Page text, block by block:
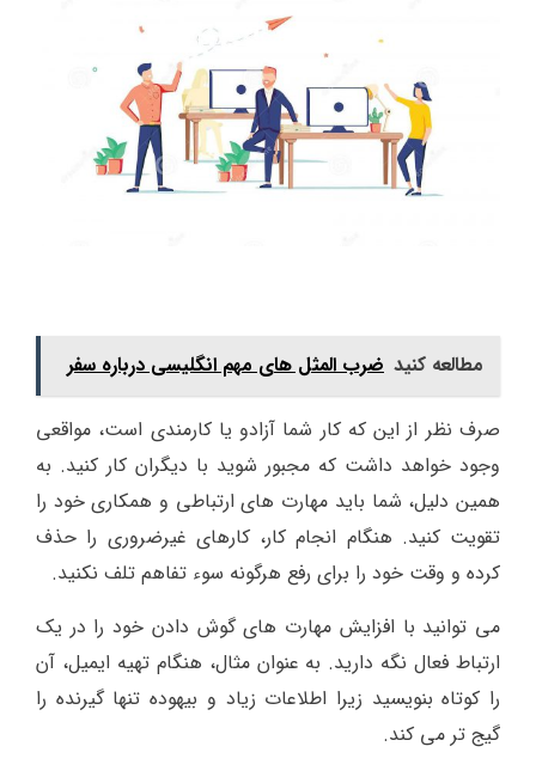
مطالعه کنید ضرب المثل های مهم انگلیسی درباره سفر
صرف نظر از این که کار شما آزادو یا کارمندی است، مواقعی
وجود خواهد داشت که مجبور شوید با دیگران کار کنید. به
همین دلیل، شما باید مهارت های ارتباطی و همکاری خود را
تقویت کنید. هنگام انجام کار، کارهای غیرضروری را حذف
کرده و وقت خود را برای رفع هرگونه سوء تفاهم تلف نکنید.
می توانید با افزایش مهارت های گوش دادن خود را در یک
ارتباط فعال نگه دارید. به عنوان مثال، هنگام تهیه ایمیل، آن
را کوتاه بنویسید زیرا اطلاعات زیاد و بیهوده تنها گیرنده را
گیج تر می کند.